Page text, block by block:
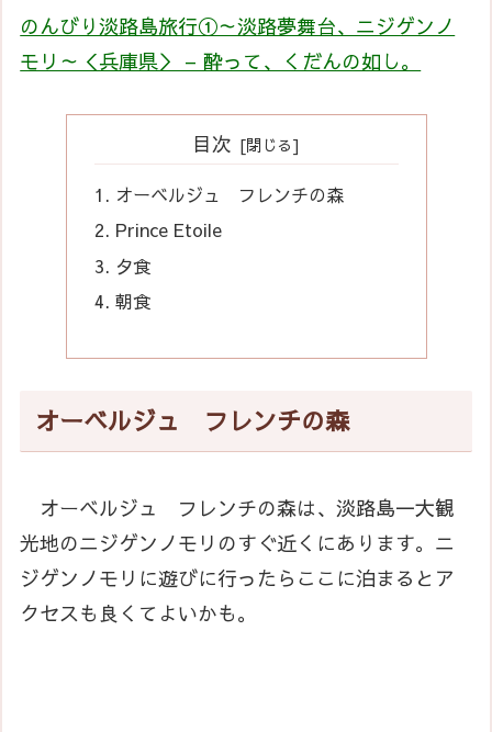
のんびり淡路島旅行①～淡路夢舞台、ニジゲンノ
モリ～＜兵庫県＞ – 酔って、くだんの如し。
目次
オーベルジュ フレンチの森
Prince Etoile
夕食
朝食
オーベルジュ フレンチの森
オーベルジュ フレンチの森は、淡路島一大観
光地のニジゲンノモリのすぐ近くにあります。ニ
ジゲンノモリに遊びに行ったらここに泊まるとア
クセスも良くてよいかも。